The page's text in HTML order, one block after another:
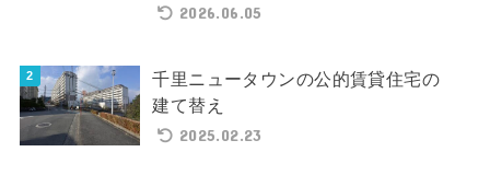
2026.06.05
千里ニュータウンの公的賃貸住宅の
建て替え
2025.02.23